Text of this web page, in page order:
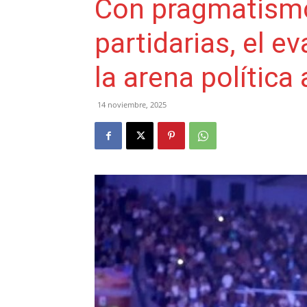
Con
partidarias, el
la arena política
14 noviembre, 2025